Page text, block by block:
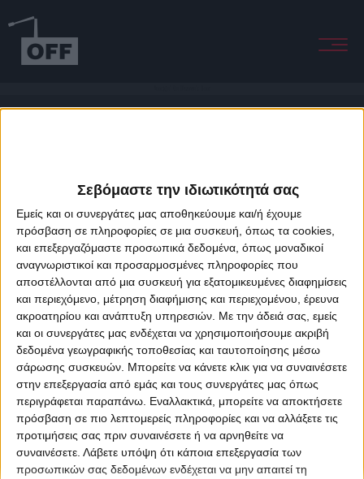
Σεβόμαστε την ιδιωτικότητά σας
Εμείς και οι συνεργάτες μας αποθηκεύουμε και/ή έχουμε
πρόσβαση σε πληροφορίες σε μια συσκευή, όπως τα cookies,
και επεξεργαζόμαστε προσωπικά δεδομένα, όπως μοναδικοί
αναγνωριστικοί και προσαρμοσμένες πληροφορίες που
αποστέλλονται από μια συσκευή για εξατομικευμένες διαφημίσεις
και περιεχόμενο, μέτρηση διαφήμισης και περιεχομένου, έρευνα
ακροατηρίου και ανάπτυξη υπηρεσιών. Με την άδειά σας, εμείς
και οι συνεργάτες μας ενδέχεται να χρησιμοποιήσουμε ακριβή
δεδομένα γεωγραφικής τοποθεσίας και ταυτοποίησης μέσω
σάρωσης συσκευών. Μπορείτε να κάνετε κλικ για να συναινέσετε
στην επεξεργασία από εμάς και τους συνεργάτες μας όπως
περιγράφεται παραπάνω. Εναλλακτικά, μπορείτε να αποκτήσετε
πρόσβαση σε πιο λεπτομερείς πληροφορίες και να αλλάξετε τις
προτιμήσεις σας πριν συναινέσετε ή να αρνηθείτε να
συναινέσετε. Λάβετε υπόψη ότι κάποια επεξεργασία των
προσωπικών σας δεδομένων ενδέχεται να μην απαιτεί τη
About Offradio Business Class Terms & Conditions
Privacy Policy
Designed & developed byporcupine colors&Fotis Alexandrou